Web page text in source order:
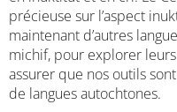
précieuse sur l’aspect
maintenant d’autres
michif, pour explorer
assurer que nos outils
de langues autochtones.